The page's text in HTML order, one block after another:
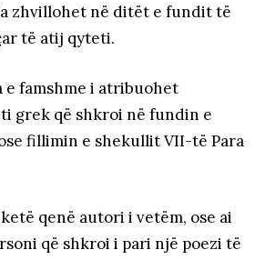
zhvillohet në ditët e fundit të
të atij qyteti.
e famshme i atribuohet
grek që shkroi në fundin e
fillimin e shekullit VII-të Para
qenë autori i vetëm, ose ai
që shkroi i pari një poezi të